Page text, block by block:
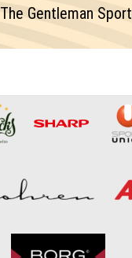
The Gentleman Sport